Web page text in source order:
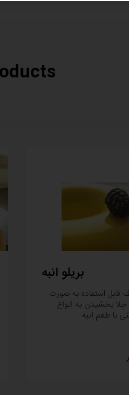
بریلو انبه
استفاده به صورت
بخشیدن به انواع
با طعم انبه